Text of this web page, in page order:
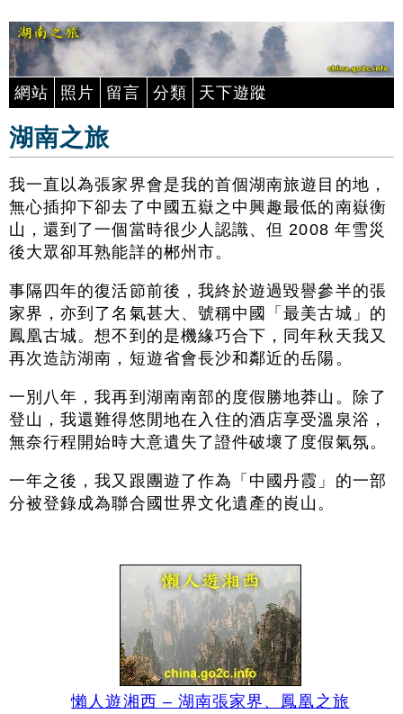
網站 照片 留言 分類 天下遊蹤
湖南之旅
我一直以為張家界會是我的首個湖南旅遊目的地，
無心插抑下卻去了中國五嶽之中興趣最低的南嶽衡
山，還到了一個當時很少人認識、但 2008 年雪災
後大眾卻耳熟能詳的郴州市。
事隔四年的復活節前後，我終於遊過毀譽參半的張
家界，亦到了名氣甚大、號稱中國「最美古城」的
鳳凰古城。想不到的是機緣巧合下，同年秋天我又
再次造訪湖南，短遊省會長沙和鄰近的岳陽。
一別八年，我再到湖南南部的度假勝地莽山。除了
登山，我還難得悠閒地在入住的酒店享受溫泉浴，
無奈行程開始時大意遺失了證件破壞了度假氣氛。
一年之後，我又跟團遊了作為「中國丹霞」的一部
分被登錄成為聯合國世界文化遺產的崀山。
懶人遊湘西 – 湖南張家界、鳳凰之旅